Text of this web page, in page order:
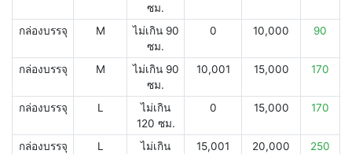
ซม.
กล่องบรรจุ M
ไม่เกิน 90
ซม.
0 10,000 90
กล่องบรรจุ M
ไม่เกิน 90
ซม.
10,001 15,000 170
กล่องบรรจุ L
ไม่เกิน
120 ซม.
0 15,000 170
กล่องบรรจุ L
ไม่เกิน
15,001 20,000 250